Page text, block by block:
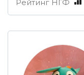
Рейтинг НГФ